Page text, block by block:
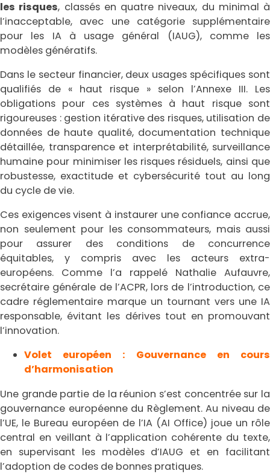
les risques, classés en quatre niveaux, du minimal à
l’inacceptable, avec une catégorie supplémentaire
pour les IA à usage général (IAUG), comme les
modèles génératifs.
Dans le secteur financier, deux usages spécifiques sont
qualifiés de « haut risque » selon l’Annexe III. Les
obligations pour ces systèmes à haut risque sont
rigoureuses : gestion itérative des risques, utilisation de
données de haute qualité, documentation technique
détaillée, transparence et interprétabilité, surveillance
humaine pour minimiser les risques résiduels, ainsi que
robustesse, exactitude et cybersécurité tout au long
du cycle de vie.
Ces exigences visent à instaurer une confiance accrue,
non seulement pour les consommateurs, mais aussi
pour assurer des conditions de concurrence
équitables, y compris avec les acteurs extra-
européens. Comme l’a rappelé Nathalie Aufauvre,
secrétaire générale de l’ACPR, lors de l’introduction, ce
cadre réglementaire marque un tournant vers une IA
responsable, évitant les dérives tout en promouvant
l’innovation.
Volet européen : Gouvernance en cours
d’harmonisation
Une grande partie de la réunion s’est concentrée sur la
gouvernance européenne du Règlement. Au niveau de
l’UE, le Bureau européen de l’IA (AI Office) joue un rôle
central en veillant à l’application cohérente du texte,
en supervisant les modèles d’IAUG et en facilitant
l’adoption de codes de bonnes pratiques.